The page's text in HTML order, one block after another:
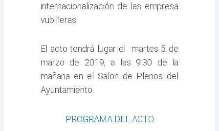
internacionalización de las empresa
vubilleras.
El acto tendrá lugar el martes 5 de
marzo de 2019, a las 9:30 de la
mañana en el Salon de Plenos del
Ayuntamiento.
PROGRAMA DEL ACTO